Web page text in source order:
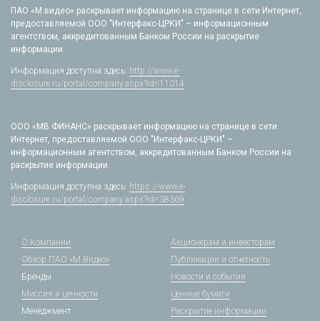
ПАО «М.видео» раскрывает информацию на странице в сети Интернет,
предоставляемой ООО "Интерфакс-ЦРКИ" – информационным
агентством, аккредитованным Банком России на раскрытие
информации.
Информация доступна здесь: http://www.e-
disclosure.ru/portal/company.aspx?id=11014
ООО «МВ ФИНАНС» раскрывает информацию на странице в сети
Интернет, предоставляемой ООО "Интерфакс-ЦРКИ" –
информационным агентством, аккредитованным Банком России на
раскрытие информации.
Информация доступна здесь: https://www.e-
disclosure.ru/portal/company.aspx?id=38369
О Компании
Обзор ПАО «М.Видео»
Бренды
Миссия и ценности
Менеджмент
Акционерам и инвесторам
Публикации и отчетность
Новости и события
Ценные бумаги
Раскрытие информации